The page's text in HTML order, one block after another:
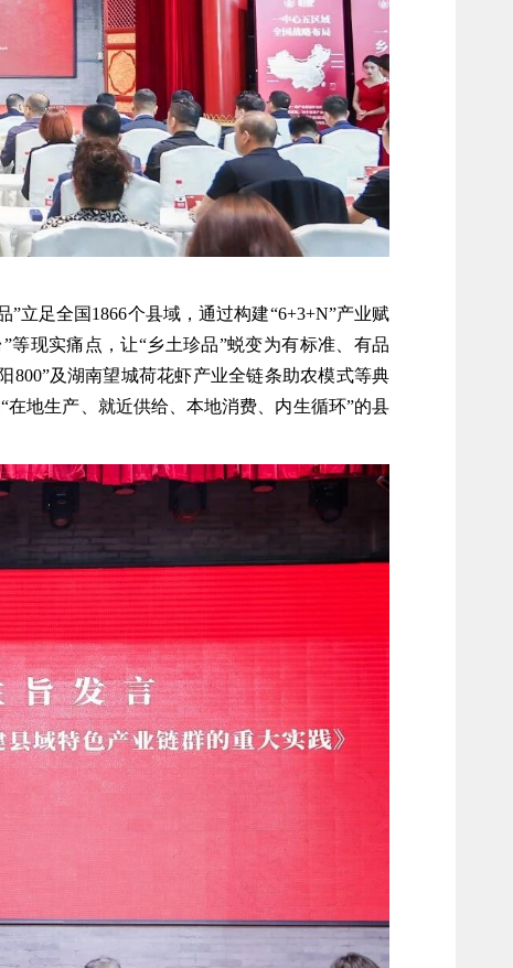
立足全国1866个县域，通过构建“6+3+N”产业赋
现实痛点，让“乡土珍品”蜕变为有标准、有品
800”及湖南望城荷花虾产业全链条助农模式等典
地生产、就近供给、本地消费、内生循环”的县